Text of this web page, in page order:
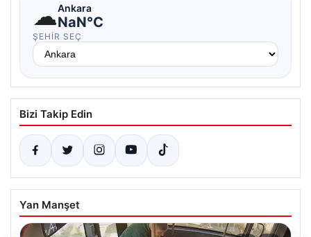
☁Ankara
NaN°C
ŞEHIR SEÇ
Bizi Takip Edin
Yan Manşet